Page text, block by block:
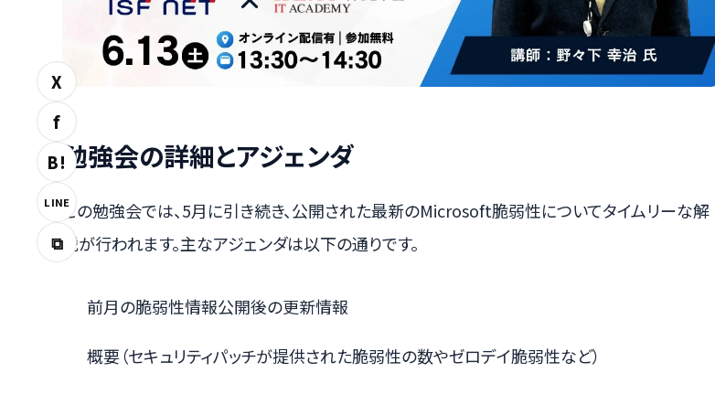
X
f
B!
LINE
⧉
勉強会の詳細とアジェンダ
この勉強会では、5月に引き続き、公開された最新のMicrosoft脆弱性についてタイムリーな解
説が行われます。主なアジェンダは以下の通りです。
前月の脆弱性情報公開後の更新情報
概要（セキュリティパッチが提供された脆弱性の数やゼロデイ脆弱性など）